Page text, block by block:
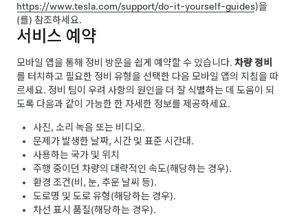
https://www.tesla.com/support/do-it-yourself-guides)을
(를) 참조하세요.
서비스 예약
모바일 앱을 통해 정비 방문을 쉽게 예약할 수 있습니다. 차량 정비
를 터치하고 필요한 정비 유형을 선택한 다음 모바일 앱의 지침을 따
르세요. 정비 팀이 우려 사항의 원인을 더 잘 식별하는 데 도움이 되
도록 다음과 같이 가능한 한 자세한 정보를 제공하세요.
사진, 소리 녹음 또는 비디오.
문제가 발생한 날짜, 시간 및 표준 시간대.
사용하는 국가 및 위치
주행 중이던 차량의 대략적인 속도(해당하는 경우).
환경 조건(비, 눈, 추운 날씨 등).
도로명 및 도로 유형(해당하는 경우).
차선 표시 품질(해당하는 경우).